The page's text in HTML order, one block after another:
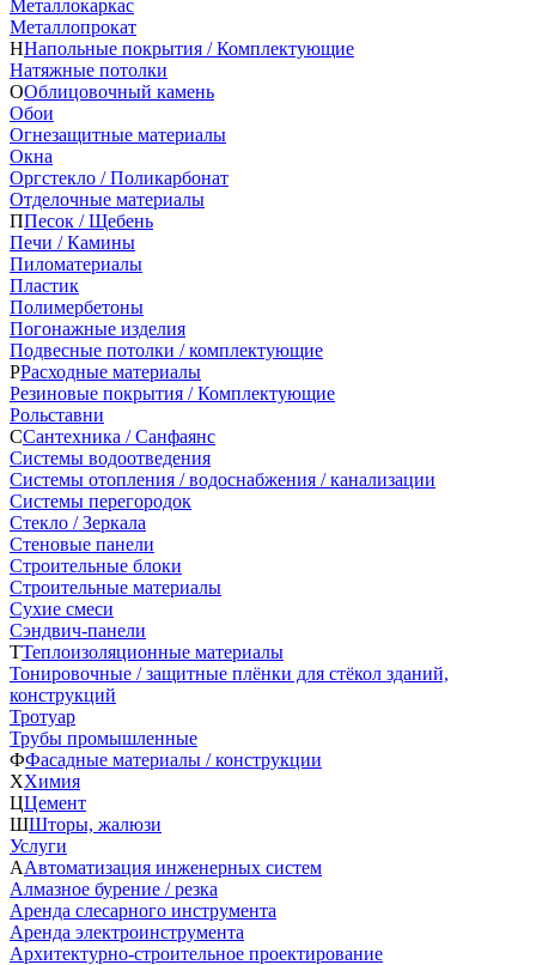
Металлокаркас
Металлопрокат
ННапольные покрытия / Комплектующие
Натяжные потолки
ООблицовочный камень
Обои
Огнезащитные материалы
Окна
Оргстекло / Поликарбонат
Отделочные материалы
ППесок / Щебень
Печи / Камины
Пиломатериалы
Пластик
Полимербетоны
Погонажные изделия
Подвесные потолки / комплектующие
РРасходные материалы
Резиновые покрытия / Комплектующие
Рольставни
ССантехника / Санфаянс
Системы водоотведения
Системы отопления / водоснабжения / канализации
Системы перегородок
Стекло / Зеркала
Стеновые панели
Строительные блоки
Строительные материалы
Сухие смеси
Сэндвич-панели
ТТеплоизоляционные материалы
Тонировочные / защитные плёнки для стёкол зданий,
конструкций
Тротуар
Трубы промышленные
ФФасадные материалы / конструкции
ХХимия
ЦЦемент
ШШторы, жалюзи
Услуги
ААвтоматизация инженерных систем
Алмазное бурение / резка
Аренда слесарного инструмента
Аренда электроинструмента
Архитектурно-строительное проектирование